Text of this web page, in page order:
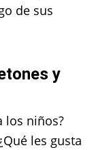
de sus
y
los niños?
les gusta